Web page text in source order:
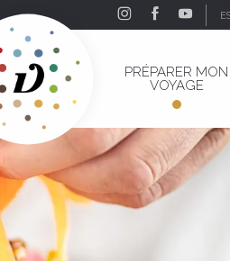
PRÉPARER MON
VOYAGE